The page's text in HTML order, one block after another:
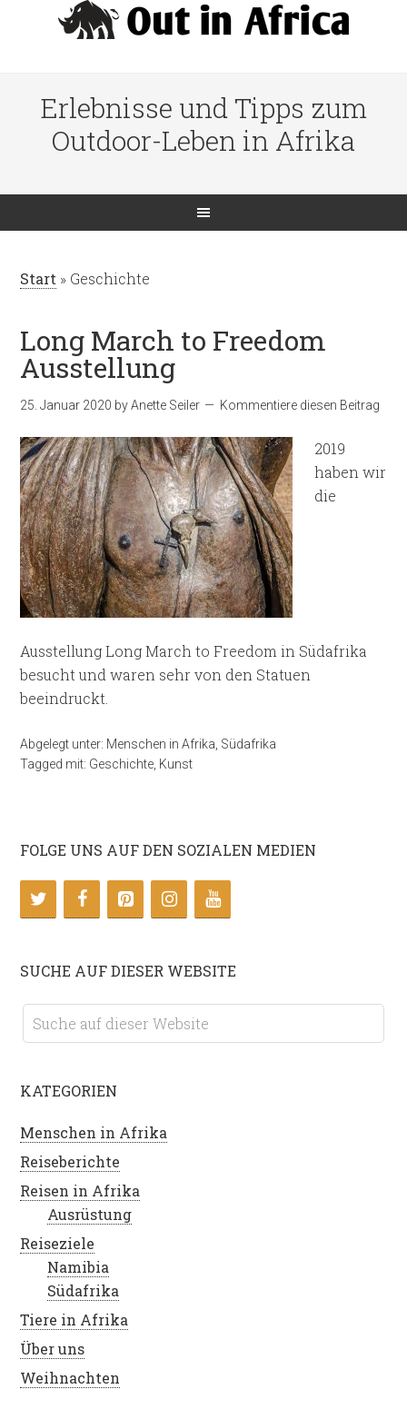
Erlebnisse und Tipps zum
Outdoor-Leben in Afrika
Start » Geschichte
Long March to Freedom
Ausstellung
25. Januar 2020 byAnette Seiler Kommentiere diesen Beitrag
2019
haben wir
die
Ausstellung Long March to Freedom in Südafrika
besucht und waren sehr von den Statuen
beeindruckt.
Abgelegt unter: Menschen in Afrika Südafrika
Tagged mit: Geschichte Kunst
FOLGE UNS AUF DEN SOZIALEN MEDIEN
SUCHE AUF DIESER WEBSITE
KATEGORIEN
Menschen in Afrika
Reiseberichte
Reisen in Afrika
Ausrüstung
Reiseziele
Namibia
Südafrika
Tiere in Afrika
Über uns
Weihnachten